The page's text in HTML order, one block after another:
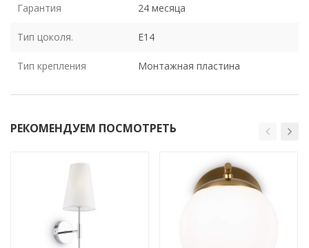
Гарантия 24 месяца
Тип цоколя. E14
Тип крепления Монтажная пластина
РЕКОМЕНДУЕМ ПОСМОТРЕТЬ